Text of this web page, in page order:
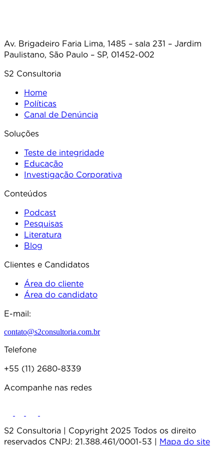
Av. Brigadeiro Faria Lima, 1485 – sala 231 – Jardim
Paulistano, São Paulo – SP, 01452-002
S2 Consultoria
Home
Políticas
Canal de Denúncia
Soluções
Teste de integridade
Educação
Investigação Corporativa
Conteúdos
Podcast
Pesquisas
Literatura
Blog
Clientes e Candidatos
Área do cliente
Área do candidato
E-mail:
contato@s2consultoria.com.br
Telefone
+55 (11) 2680-8339
Acompanhe nas redes
S2 Consultoria | Copyright 2025 Todos os direito
reservados CNPJ: 21.388.461/0001-53 | Mapa do site